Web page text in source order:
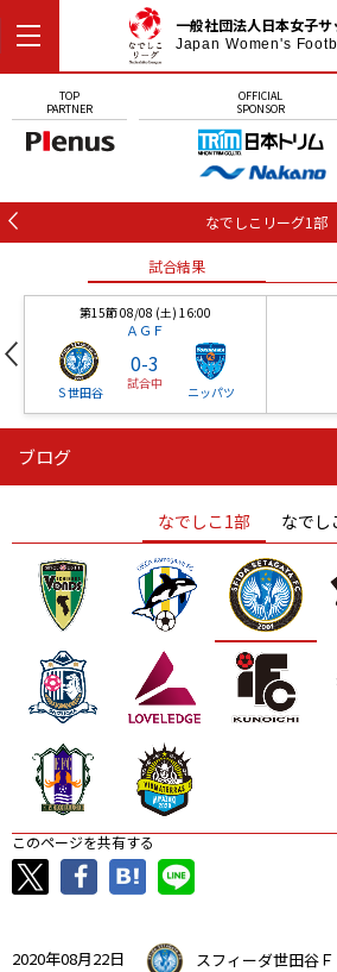
一般社団法人日本女子サ
Japan Women's
TOP
PARTNER
OFFICIAL
SPONSOR
なでしこリーグ1部
試合結果
第15節 08/08 (土) 16:00
ＡＧＦ
Ｓ世田谷
0-3
試合中
ニッパツ
ニッパツ
ニッパツ 名古屋 静岡
ブログ
なでしこ1部 なでし
このページを共有する
2020年08月22日
スフィーダ世田谷Ｆ